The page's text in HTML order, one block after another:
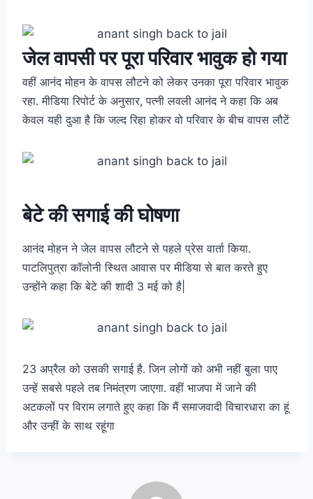
जेल वापसी पर पूरा परिवार भावुक हो गया
वहीं आनंद मोहन के वापस लौटने को लेकर उनका पूरा परिवार भावुक
रहा. मीडिया रिपोर्ट के अनुसार, पत्नी लवली आनंद ने कहा कि अब
केवल यही दुआ है कि जल्द रिहा होकर वो परिवार के बीच वापस लौटें
बेटे की सगाई की घोषणा
आनंद मोहन ने जेल वापस लौटने से पहले प्रेस वार्ता किया.
पाटलिपुत्रा कॉलोनी स्थित आवास पर मीडिया से बात करते हुए
उन्होंने कहा कि बेटे की शादी 3 मई को है|
23 अप्रैल को उसकी सगाई है. जिन लोगों को अभी नहीं बुला पाए
उन्हें सबसे पहले तब निमंत्रण जाएगा. वहीं भाजपा में जाने की
अटकलों पर विराम लगाते हुए कहा कि मैं समाजवादी विचारधारा का हूं
और उन्हीं के साथ रहूंगा